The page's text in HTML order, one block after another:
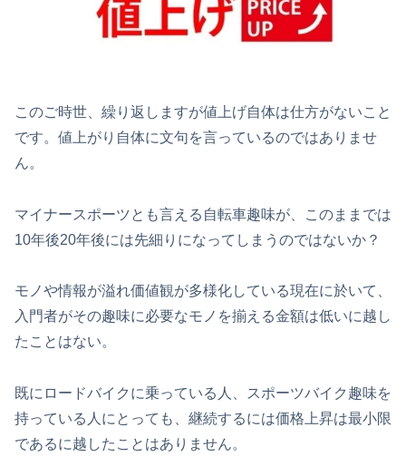
このご時世、繰り返しますが値上げ自体は仕方がないこと
です。値上がり自体に文句を言っているのではありませ
ん。
マイナースポーツとも言える自転車趣味が、このままでは
10年後20年後には先細りになってしまうのではないか？
モノや情報が溢れ価値観が多様化している現在に於いて、
入門者がその趣味に必要なモノを揃える金額は低いに越し
たことはない。
既にロードバイクに乗っている人、スポーツバイク趣味を
持っている人にとっても、継続するには価格上昇は最小限
であるに越したことはありません。